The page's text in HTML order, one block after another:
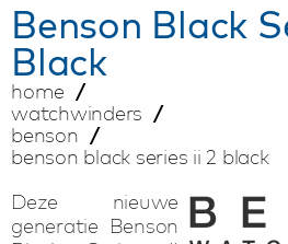
Benson Black
Black
home
watchwinders
benson
benson black series ii 2 black
Deze nieuwe
generatie Benson